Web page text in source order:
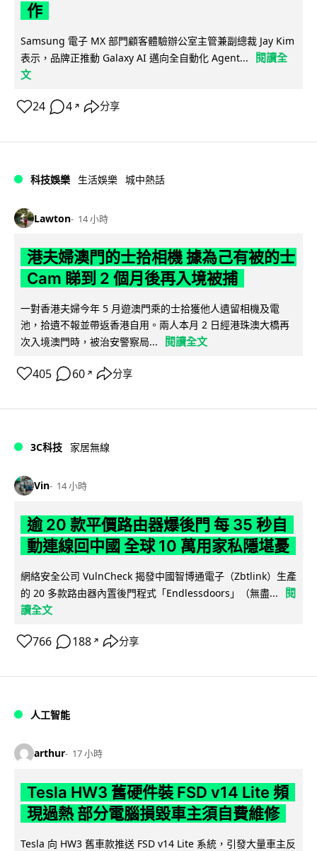
作
Samsung 電子 MX 部門顧客體驗辦公室主管兼副總裁 Jay Kim
表示，品牌正推動 Galaxy AI 邁向全自動化 Agent...
閱讀全
文
24 4 ↗ 分享
科技娛樂 生活娛樂 城中熱話
Lawton 14 小時
港夫婦澳門的士拾相機 據為己有被的士
Cam 睇到 2 個月後再入境被捕
一對香港夫婦今年 5 月遊澳門乘的士拾獲他人遺留相機及電
池，拾遺不報並帶返香港自用。兩人本月 2 日經港珠澳大橋再
次入境澳門時，被治安警察局...
閱讀全文
405 60 ↗ 分享
3C科技 家居無線
Vin 14 小時
逾 20 款平價路由器爆後門 每 35 秒自
動連線回中國 全球 10 萬用家私隱堪憂
網絡安全公司 VulnCheck 揭發中國智博通電子（Zbtlink）生產
的 20 多款路由器內置後門程式「Endlessdoors」（無盡...
閱
讀全文
766 188 ↗ 分享
人工智能
arthur 17 小時
Tesla HW3 舊硬件裝 FSD v14 Lite 頻
現過熱 部分電腦損毀車主須自費維修
Tesla 向 HW3 舊車款推送 FSD v14 Lite 系統，引發大量車主反